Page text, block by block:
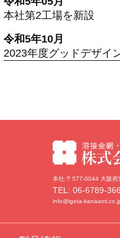
本社第2工場を新設
令和5年10月
2023年度グッドデザイ
本社:〒577-0044 大阪府
TEL: 06-6789-
info@igeta-